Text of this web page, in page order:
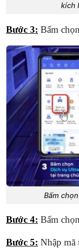
kích
Bước 3: Bấm
Bấm
Bước 4: Bấm
Bước 5: Nhập mã